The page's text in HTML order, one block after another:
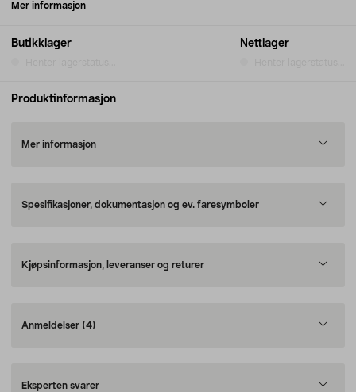
Butikklager Nettlager
Mer informasjon
Produktinformasjon
Mer informasjon
Spesifikasjoner, dokumentasjon og ev. faresymboler
Kjøpsinformasjon, leveranser og returer
Anmeldelser (4)
Eksperten svarer